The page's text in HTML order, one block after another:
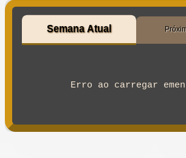
Semana Atual
Erro ao carregar